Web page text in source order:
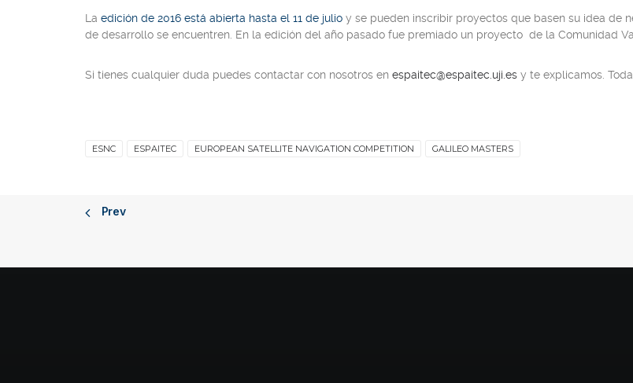
La edición de 2016 está abierta hasta el 11 de julio y se pueden inscribir proyectos que basen su idea de
de desarrollo se encuentren. En la edición del año pasado fue premiado un proyecto de la Comunidad
Si tienes cualquier duda puedes contactar con nosotros en espaitec@espaitec.uji.es y te explicamos.
ESNC ESPAITEC EUROPEAN SATELLITE NAVIGATION COMPETITION GALILEO MASTERS
Prev